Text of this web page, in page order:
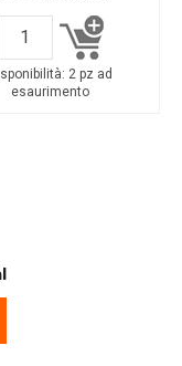
2 pz ad
esaurimento